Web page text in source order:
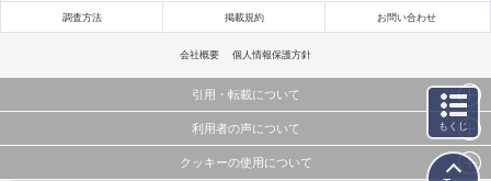
調査方法 掲載規約 お問い合わせ
会社概要 個人情報保護方針
引用・転載について
当サイトで公開されている情報（文字、写真、イラスト、画像データ等）及びこれらの配置・
これらの情報を権利者の許可なく無断転載・複製などの二次利用を行うことは固く禁じており
利用者の声について
当サイトに掲載している内容はすべてサービスの利用者が提出された見解・感想です。
クッキーの使用について
もくじ